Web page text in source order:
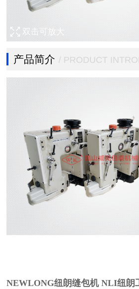
双击可放大
产品简介 / PRODUCT
NEWLONG纽朗缝包机NLI纽朗